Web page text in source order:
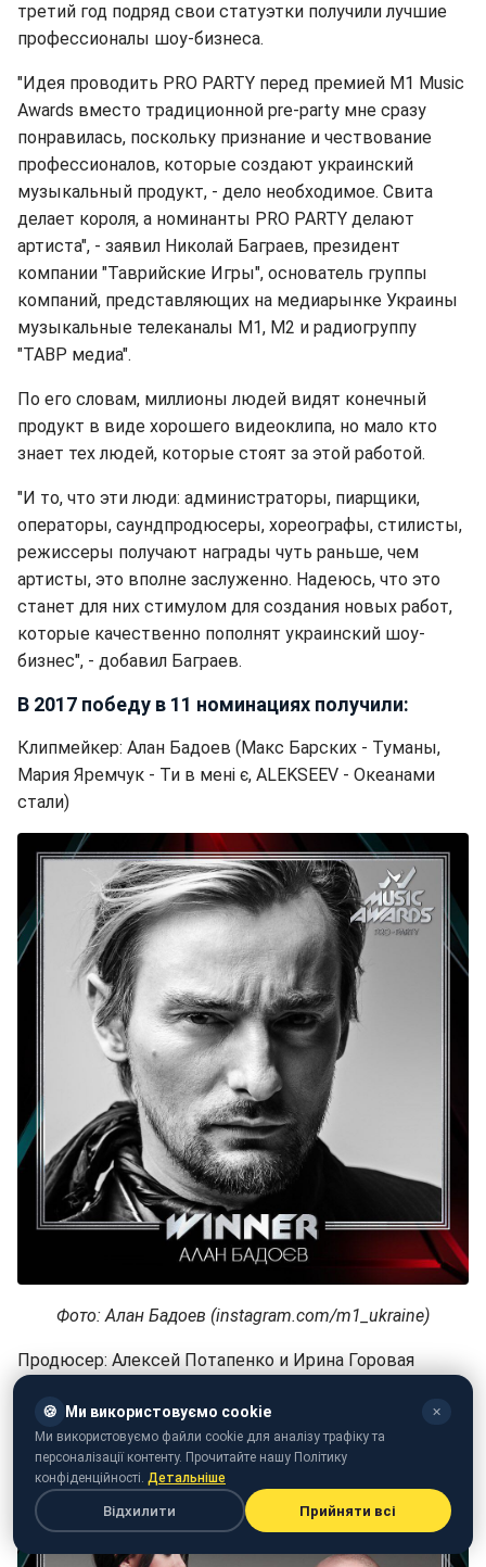
третий год подряд свои статуэтки получили лучшие
профессионалы шоу-бизнеса.
"Идея проводить PRO PARTY перед премией M1 Music
Awards вместо традиционной pre-party мне сразу
понравилась, поскольку признание и чествование
профессионалов, которые создают украинский
музыкальный продукт, - дело необходимое. Свита
делает короля, а номинанты PRO PARTY делают
артиста", - заявил Николай Баграев, президент
компании "Таврийские Игры", основатель группы
компаний, представляющих на медиарынке Украины
музыкальные телеканалы М1, М2 и радиогруппу
"ТАВР медиа".
По его словам, миллионы людей видят конечный
продукт в виде хорошего видеоклипа, но мало кто
знает тех людей, которые стоят за этой работой.
"И то, что эти люди: администраторы, пиарщики,
операторы, саундпродюсеры, хореографы, стилисты,
режиссеры получают награды чуть раньше, чем
артисты, это вполне заслуженно. Надеюсь, что это
станет для них стимулом для создания новых работ,
которые качественно пополнят украинский шоу-
бизнес", - добавил Баграев.
В 2017 победу в 11 номинациях получили:
Клипмейкер: Алан Бадоев (Макс Барских - Туманы,
Мария Яремчук - Ти в мені є, ALEKSEEV - Океанами
стали)
Фото: Алан Бадоев (instagram.com/m1_ukraine)
Продюсер: Алексей Потапенко и Ирина Горовая
(Mozgi, Michelle Andrade, Потап и Настя, Время и
Стекло)
🍪 Ми використовуємо cookie ✕
Ми використовуємо файли cookie для аналізу трафіку та
персоналізації контенту. Прочитайте нашу Політику
конфіденційності. Детальніше
Відхилити Прийняти всі